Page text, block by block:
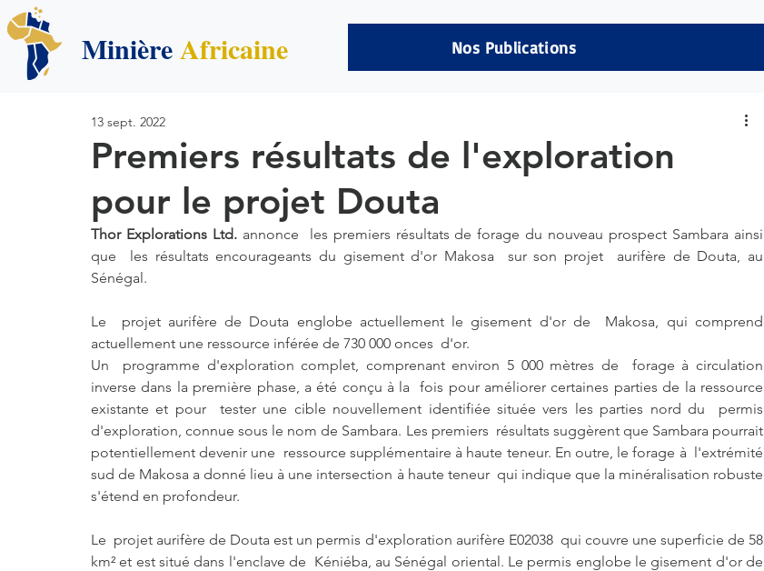
MinièreAfricaine Nos Publications
Premiers résultats de l'exploration
pour le projet Douta
13 sept. 2022
Thor Explorations Ltd. annonce  les premiers résultats de forage du nouveau prospect Sambara ainsi
que  les résultats encourageants du gisement d'or Makosa  sur son projet  aurifère de Douta, au
Sénégal.
Le  projet aurifère de Douta englobe actuellement le gisement d'or de  Makosa, qui comprend
actuellement une ressource inférée de 730 000 onces  d'or.
Un  programme d'exploration complet, comprenant environ 5 000 mètres de  forage à circulation
inverse dans la première phase, a été conçu à la  fois pour améliorer certaines parties de la ressource
existante et pour  tester une cible nouvellement identifiée située vers les parties nord du  permis
d'exploration, connue sous le nom de Sambara. Les premiers  résultats suggèrent que Sambara pourrait
potentiellement devenir une  ressource supplémentaire à haute teneur. En outre, le forage à  l'extrémité
sud de Makosa a donné lieu à une intersection à haute teneur  qui indique que la minéralisation robuste
s'étend en profondeur.
Le  projet aurifère de Douta est un permis d'exploration aurifère E02038  qui couvre une superficie de 58
km² et est situé dans l'enclave de  Kéniéba, au Sénégal oriental. Le permis englobe le gisement d'or de